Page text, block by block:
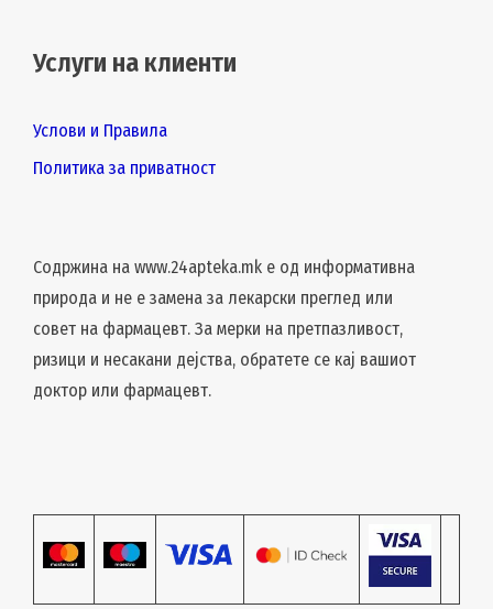
Услуги на клиенти
Услови и Правила
Политика за приватност
Содржина на www.24apteka.mk е од информативна
природа и не е замена за лекарски преглед или
совет на фармацевт. За мерки на претпазливост,
ризици и несакани дејства, обратете се кај вашиот
доктор или фармацевт.